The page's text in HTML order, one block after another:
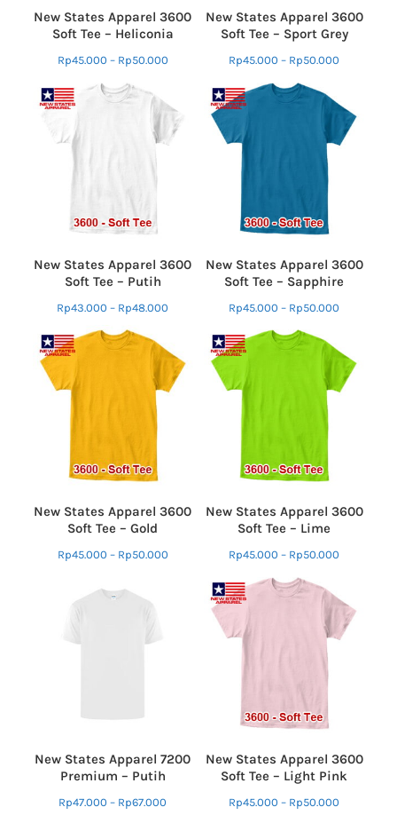
New States Apparel 3600
Soft Tee – Heliconia
Rp45.000 – Rp50.000
New States Apparel 3600
Soft Tee – Sport Grey
Rp45.000 – Rp50.000
New States Apparel 3600
Soft Tee – Putih
Rp43.000 – Rp48.000
New States Apparel 3600
Soft Tee – Sapphire
Rp45.000 – Rp50.000
New States Apparel 3600
Soft Tee – Gold
Rp45.000 – Rp50.000
New States Apparel 3600
Soft Tee – Lime
Rp45.000 – Rp50.000
New States Apparel 7200
Premium – Putih
Rp47.000 – Rp67.000
New States Apparel 3600
Soft Tee – Light Pink
Rp45.000 – Rp50.000